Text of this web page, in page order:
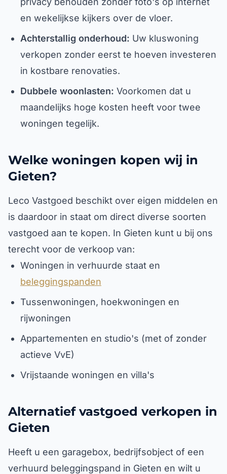
en wekelijkse kijkers over de vloer.
Achterstallig onderhoud: Uw kluswoning
verkopen zonder eerst te hoeven investeren
in kostbare renovaties.
Dubbele woonlasten: Voorkomen dat u
maandelijks hoge kosten heeft voor twee
woningen tegelijk.
Welke woningen kopen wij in
Gieten?
Leco Vastgoed beschikt over eigen middelen en
is daardoor in staat om direct diverse soorten
vastgoed aan te kopen. In Gieten kunt u bij ons
terecht voor de verkoop van:
Woningen in verhuurde staat en
beleggingspanden
Tussenwoningen, hoekwoningen en
rijwoningen
Appartementen en studio's (met of zonder
actieve VvE)
Vrijstaande woningen en villa's
Alternatief vastgoed verkopen in
Gieten
Heeft u een garagebox, bedrijfsobject of een
verhuurd beleggingspand in Gieten en wilt u